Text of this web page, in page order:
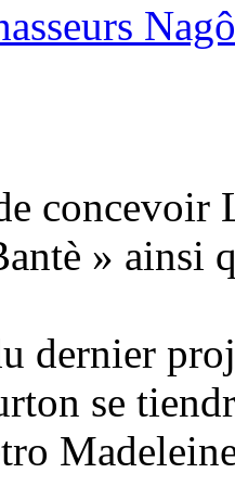
concevoir
» ainsi
dernier
se